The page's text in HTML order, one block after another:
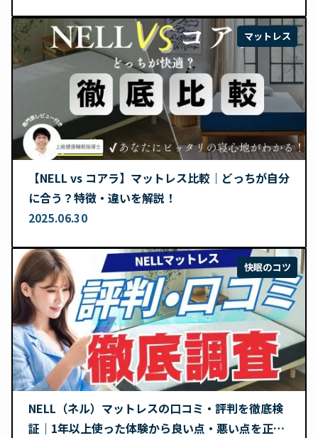
マットレス
【NELL vs コアラ】マットレス比較｜どっちが自分
に合う？特徴・違いを解説！
2025.06.30
快眠のコツ
NELL（ネル）マットレスの口コミ・評判を徹底検
証｜1年以上使った体験から良い点・悪い点を正直